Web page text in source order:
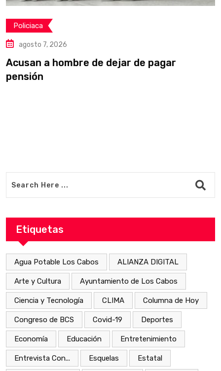
Policiaca
agosto 7, 2026
Acusan a hombre de dejar de pagar
pensión
Etiquetas
Agua Potable Los Cabos ALIANZA DIGITAL
Arte y Cultura Ayuntamiento de Los Cabos
Ciencia y Tecnología CLIMA Columna de Hoy
Congreso de BCS Covid-19 Deportes
Economía Educación Entretenimiento
Entrevista Con... Esquelas Estatal